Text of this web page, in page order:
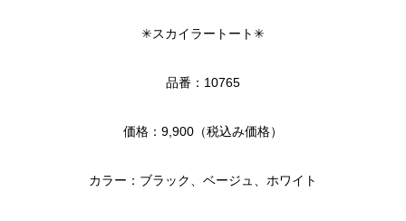
✳︎スカイラートート✳︎
品番：10765
価格：9,900（税込み価格）
カラー：ブラック、ベージュ、ホワイト